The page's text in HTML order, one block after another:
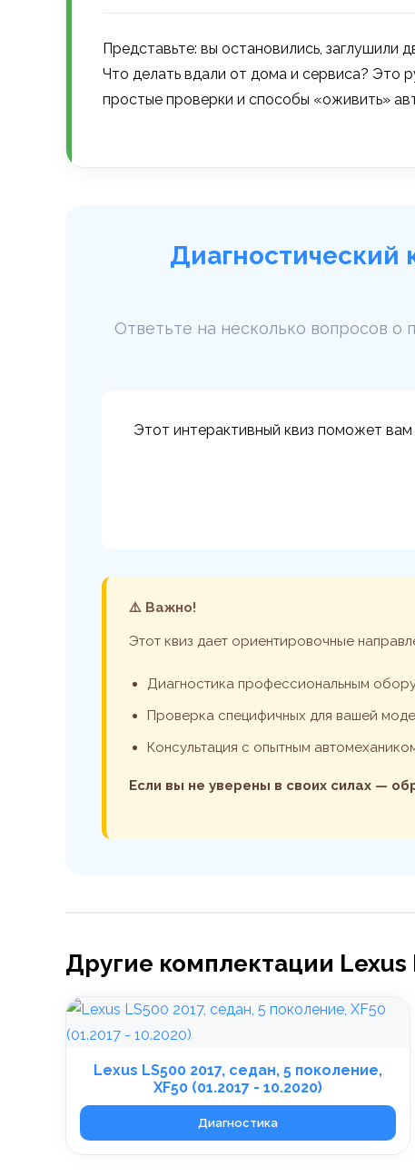
Представьте: вы остановились, заглушили
Что делать вдали от дома и сервиса? Это
простые проверки и способы «оживить»
Диагностический
Ответьте на несколько вопросов
Этот интерактивный квиз поможет
⚠️ Важно!
Этот квиз дает ориентировочные
Диагностика профессиональным
Проверка специфичных для вашей
Консультация с опытным
Если вы не уверены в своих силах —
Другие комплектации Lexus
Lexus LS500 2017, седан, 5 поколение,
XF50 (01.2017 - 10.2020)
Диагностика